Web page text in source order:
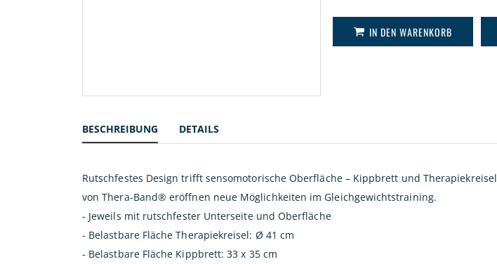
der
Bildergalerie
IN DEN WARENKORB
BESCHREIBUNG
Rutschfestes Design trifft sensomotorische Oberfläche – Kippbrett und Therapiekreisel
von Thera-Band® eröffnen neue Möglichkeiten im Gleichgewichtstraining.
- Jeweils mit rutschfester Unterseite und Oberfläche
- Belastbare Fläche Therapiekreisel: Ø 41 cm
- Belastbare Fläche Kippbrett: 33 x 35 cm
DETAILS